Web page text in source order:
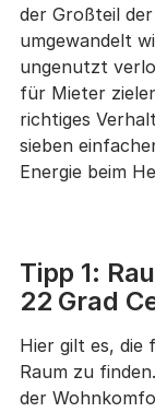
der Großteil
umgewandelt
ungenutzt
für Mieter
richtiges
sieben
Energie beim
Tipp 1:
22 Grad
Hier gilt es, die
Raum zu
der